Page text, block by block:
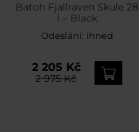
Batoh Fjallraven Skule 28
l – Black
Odeslání: Ihned
2 205 Kč
2 975 Kč